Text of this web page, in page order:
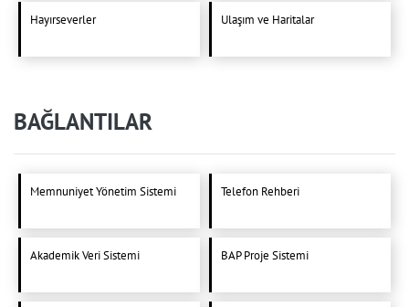
Hayırseverler Ulaşım ve Haritalar
BAĞLANTILAR
Memnuniyet Yönetim Sistemi Telefon Rehberi
Akademik Veri Sistemi BAP Proje Sistemi